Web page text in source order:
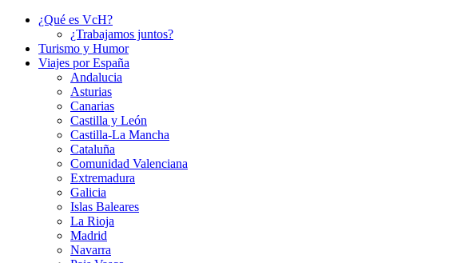
¿Qué es VcH?
¿Trabajamos juntos?
Turismo y Humor
Viajes por España
Andalucia
Asturias
Canarias
Castilla y León
Castilla-La Mancha
Cataluña
Comunidad Valenciana
Extremadura
Galicia
Islas Baleares
La Rioja
Madrid
Navarra